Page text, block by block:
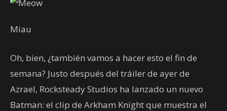
Miau
Oh, bien, ¿también vamos a hacer esto el fin de
semana? Justo después del tráiler de ayer de
Azrael, Rocksteady Studios ha lanzado un nuevo
Batman: el clip de Arkham Knight que muestra el